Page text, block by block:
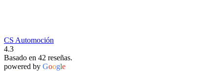
CS Automoción
4.3
Basado en 42 reseñas.
powered by Google